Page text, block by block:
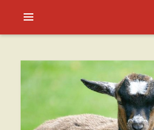
SAGUD.XYZ